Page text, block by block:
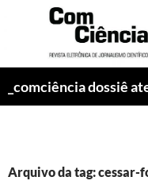
_comciência dossiê
Arquivo da tag: cessar-